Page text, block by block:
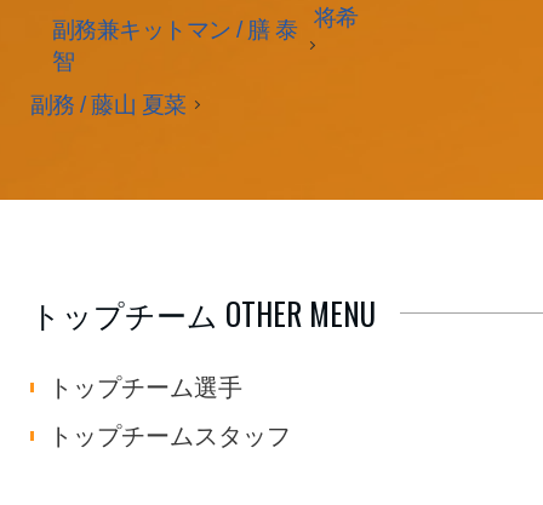
将希
副務兼キットマン / 膳 泰
智
副務 / 藤山 夏菜
トップチーム OTHER MENU
トップチーム選手
トップチームスタッフ